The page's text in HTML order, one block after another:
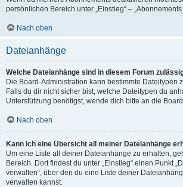
persönlichen Bereich unter „Einstieg“ –
Nach oben
Dateianhänge
Welche Dateianhänge sind in diesem Forum
Die Board-Administration kann bestimmte Dateitypen
Falls du dir nicht sicher bist, welche Dateitypen du
Unterstützung benötigst, wende dich bitte an die
Nach oben
Kann ich eine Übersicht all meiner Dateianhänge
Um eine Liste all deiner Dateianhänge zu erhalten,
Bereich. Dort findest du unter „Einstieg“ einen Punkt
verwalten“, über den du eine Liste deiner
verwalten kannst.